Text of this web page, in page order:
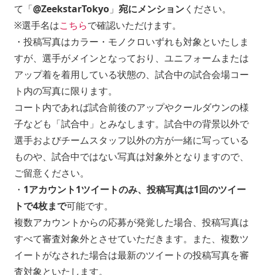
て「@ZeekstarTokyo」 宛にメンションください。
※選手名はこちらで確認いただけます。
・投稿写真はカラー・モノクロいずれも対象といたしま
すが、選手がメインとなっており、ユニフォームまたは
アップ着を着用している状態の、試合中の試合会場コー
ト内の写真に限ります。
コート内であれば試合前後のアップやクールダウンの様
子なども「試合中」とみなします。試合中の背景以外で
選手およびチームスタッフ以外の方が一緒に写っている
ものや、試合中ではない写真は対象外となりますので、
ご留意ください。
・ 1アカウント1ツイートのみ、投稿写真は1回のツイー
トで4枚まで可能です。
複数アカウントからの応募が発覚した場合、投稿写真は
すべて審査対象外とさせていただきます。また、複数ツ
イートがなされた場合は最新のツイートの投稿写真を審
査対象といたします。